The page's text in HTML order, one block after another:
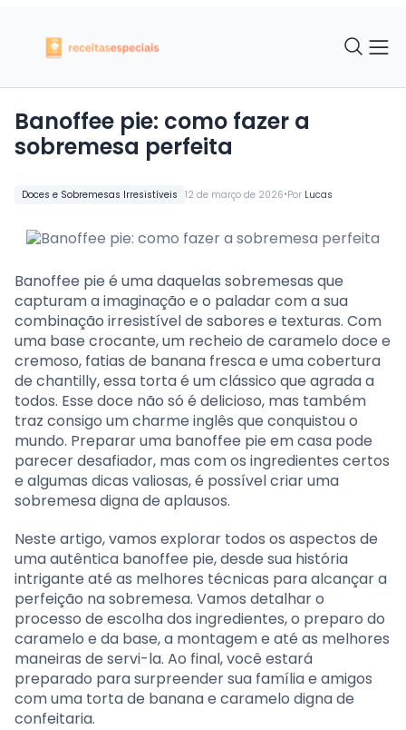
Doces e Sobremesas Irresistíveis 12 de março de 2026•Por Lucas
Banoffee pie: como fazer a
sobremesa perfeita
Banoffee pie é uma daquelas sobremesas que
capturam a imaginação e o paladar com a sua
combinação irresistível de sabores e texturas. Com
uma base crocante, um recheio de caramelo doce e
cremoso, fatias de banana fresca e uma cobertura
de chantilly, essa torta é um clássico que agrada a
todos. Esse doce não só é delicioso, mas também
traz consigo um charme inglês que conquistou o
mundo. Preparar uma banoffee pie em casa pode
parecer desafiador, mas com os ingredientes certos
e algumas dicas valiosas, é possível criar uma
sobremesa digna de aplausos.
Neste artigo, vamos explorar todos os aspectos de
uma autêntica banoffee pie, desde sua história
intrigante até as melhores técnicas para alcançar a
perfeição na sobremesa. Vamos detalhar o
processo de escolha dos ingredientes, o preparo do
caramelo e da base, a montagem e até as melhores
maneiras de servi-la. Ao final, você estará
preparado para surpreender sua família e amigos
com uma torta de banana e caramelo digna de
confeitaria.